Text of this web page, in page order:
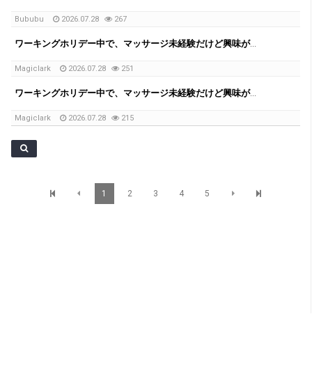
Bububu 2026.07.28 267
ワーキングホリデー中で、マッサージ未経験だけど興味がある方へ✨
Magiclark 2026.07.28 251
ワーキングホリデー中で、マッサージ未経験だけど興味がある方へ
Magiclark 2026.07.28 215
1 2 3 4 5